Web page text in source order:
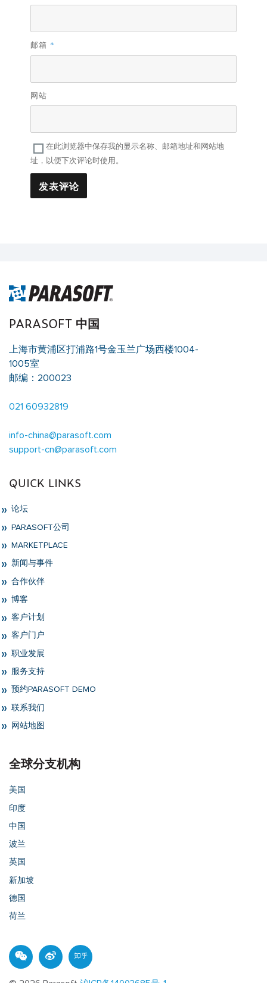
邮箱 *
网站
在此浏览器中保存我的显示名称、邮箱地址和网站地
址，以便下次评论时使用。
PARASOFT 中国
上海市黄浦区打浦路1号金玉兰广场西楼1004-
1005室
邮编：200023
021 60932819
info-china@parasoft.com
support-cn@parasoft.com
QUICK LINKS
论坛
PARASOFT公司
MARKETPLACE
新闻与事件
合作伙伴
博客
客户计划
客户门户
职业发展
服务支持
预约PARASOFT DEMO
联系我们
网站地图
全球分支机构
美国
印度
中国
波兰
英国
新加坡
德国
荷兰